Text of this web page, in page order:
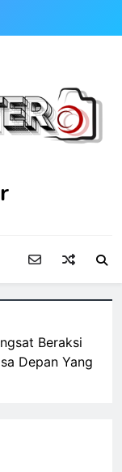
Beraksi
Depan Yang